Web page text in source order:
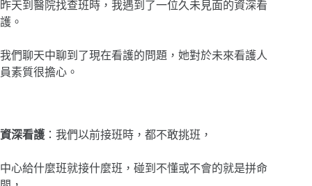
昨天到醫院找查班時，我遇到了一位久未見面的資深看
護。
我們聊天中聊到了現在看護的問題，她對於未來看護人
員素質很擔心。
資深看護 ：我們以前接班時，都不敢挑班，
中心給什麼班就接什麼班，碰到不懂或不會的就是拼命